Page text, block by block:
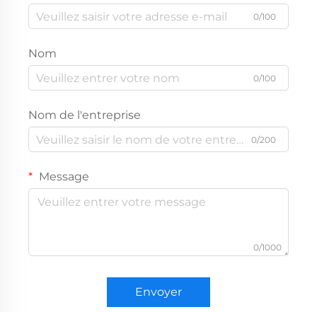
0/100
Nom
0/100
Nom de l'entreprise
0/200
Message
0/1000
Envoyer